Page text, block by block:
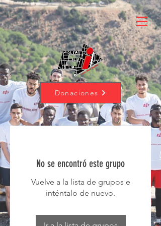
Donaciones
No se encontró este grupo
Vuelve a la lista de grupos e
inténtalo de nuevo.